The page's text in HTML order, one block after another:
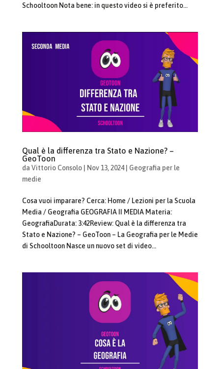
Schooltoon Nota bene: in questo video si è preferito...
Qual è la differenza tra Stato e Nazione? –
GeoToon
da Vittorio Consolo| Nov 13, 2024| Geografia per le
medie
Cosa vuoi imparare? Cerca: Home / Lezioni per la Scuola
Media / Geografia GEOGRAFIA II MEDIA Materia:
GeografiaDurata: 3:42Review: Qual è la differenza tra
Stato e Nazione? – GeoToon – La Geografia per le Medie
di Schooltoon Nasce un nuovo set di video...